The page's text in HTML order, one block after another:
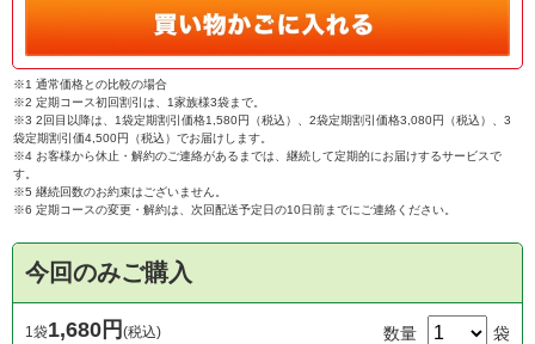
※1 通常価格との比較の場合
※2 定期コース初回割引は、1家族様3袋まで。
※3 2回目以降は、1袋定期割引価格1,580円（税込）、2袋定期割引価格3,080円（税込）、3
袋定期割引価4,500円（税込）でお届けします。
※4 お客様から休止・解約のご連絡があるまでは、継続して定期的にお届けするサービスで
す。
※5 継続回数のお約束はございません。
※6 定期コースの変更・解約は、次回配送予定日の10日前までにご連絡ください。
今回のみご購入
1袋1,680円(税込) 数量 袋